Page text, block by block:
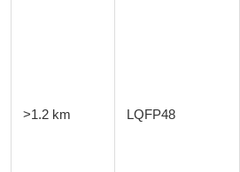
>1.2 km LQFP48